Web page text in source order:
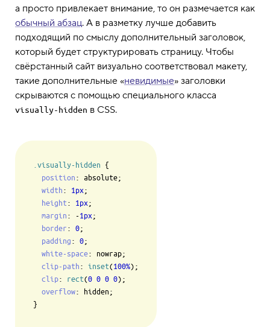
а просто привлекает внимание, то он размечается как
обычный абзац. А в разметку лучше добавить
подходящий по смыслу дополнительный заголовок,
который будет структурировать страницу. Чтобы
свёрстанный сайт визуально соответствовал макету,
такие дополнительные «невидимые» заголовки
скрываются с помощью специального класса
visually-hidden в CSS.
.visually-hidden {
position : absolute;
width : 1px;
height : 1px;
margin : - 1px;
border : 0;
padding : 0;
white-space: nowrap;
clip-path : inset(100%);
clip: rect(0 0 0 0);
overflow: hidden;